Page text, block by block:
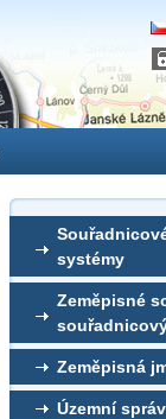
systémy
Zeměpisné
Zeměpisná
Územní